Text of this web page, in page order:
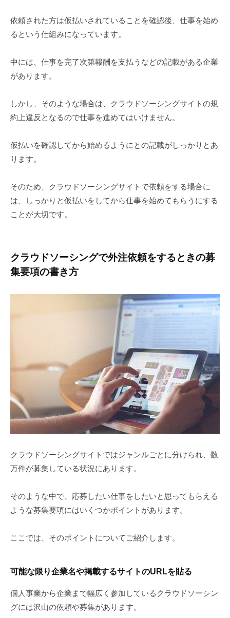
依頼された方は仮払いされていることを確認後、仕事を始め
るという仕組みになっています。
中には、仕事を完了次第報酬を支払うなどの記載がある企業
があります。
しかし、そのような場合は、クラウドソーシングサイトの規
約上違反となるので仕事を進めてはいけません。
仮払いを確認してから始めるようにとの記載がしっかりとあ
ります。
そのため、クラウドソーシングサイトで依頼をする場合に
は、しっかりと仮払いをしてから仕事を始めてもらうにする
ことが大切です。
クラウドソーシングで外注依頼をするときの募
集要項の書き方
クラウドソーシングサイトではジャンルごとに分けられ、数
万件が募集している状況にあります。
そのような中で、応募したい仕事をしたいと思ってもらえる
ような募集要項にはいくつかポイントがあります。
ここでは、そのポイントについてご紹介します。
可能な限り企業名や掲載するサイトのURLを貼る
個人事業から企業まで幅広く参加しているクラウドソーシン
グには沢山の依頼や募集があります。